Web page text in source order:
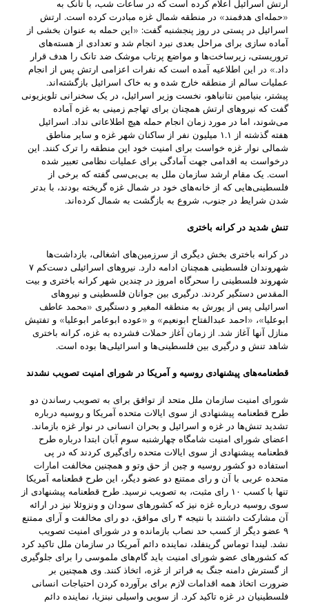
ارتش اسرائیل اعلام کرده است که در ساعات شب، با تانک به
«حمله‌ای هدفمند» در منطقه شمال غزه مبادرت کرده است. ارتش
اسرائیل در پستی در روز پنجشنبه گفت: «این حمله به عنوان بخشی از
آماده سازی برای مراحل بعدی نبرد انجام شد و تعدادی از هسته‌های
تروریستی، زیرساخت‌ها و مواضع پرتاب موشک ضد تانک را هدف قرار
داد.» در این اطلاعیه آمده است که نفرات اعزامی ارتش پس از انجام
عملیات سالم از منطقه خارج شده و به خاک اسرائیل بازگشته‌اند.
پیشتر، بنیامین نتانیاهو، نخست وزیر اسرائیل، در یک سخنرانی تلویزیونی
گفت که نیروهای ارتش همچنان برای تهاجم زمینی به غزه آماده
می‌شوند، اما در مورد زمان انجام حمله هیچ اطلاعاتی نداد. اسرائیل
هفته گذشته از ۱.۱ میلیون نفر از ساکنان شهر غزه و سایر مناطق
شمالی نوار غزه خواست برای امنیت خود این منطقه را ترک کنند. این
درخواست به اقدامی جهت آمادگی برای عملیات نظامی تعبیر شده
است. یک مقام ارشد سازمان ملل به بی‌بی‌سی گفته که برخی از
فلسطینی‌هایی که از خانه‌های خود در شمال غزه گریخته بودند، با بدتر
شدن شرایط در جنوب، شروع به بازگشت به شمال کرده‌اند.
تنش شدید در کرانه باختری
در کرانه باختری بخش دیگری از سرزمین‌های اشغالی، بازداشت‌ها
شهروندان فلسطینی همچنان ادامه دارد. نیروهای اسرائیلی دست‌کم ۷
شهروند فلسطینی را سحرگاه امروز در چندین شهر کرانه باختری و بیت
المقدس دستگیر کردند. درگیری بین جوانان فلسطینی و نیروهای
اسرائیلی پس از یورش به منطقه المغیر و دستگیری «محمد عاطف
ابوعلیا»، «احمد عبدالفتاح ابونعیم» و «عوده ابوعامر ابوعلیا» و تفتیش
منازل آنها آغاز شد. از زمان آغاز حملات فشرده به غزه، کرانه باختری
شاهد تنش و درگیری بین فلسطینی‌ها و اسرائیلی‌ها بوده است.
قطعنامه‌های پیشنهادی روسیه و آمریکا در شورای امنیت تصویب نشدند
شورای امنیت سازمان ملل متحد از توافق برای به تصویب رساندن دو
طرح قطعنامه پیشنهادی از سوی ایالات متحده آمریکا و روسیه درباره
تشدید تنش‌ها در غزه و اسرائیل و بحران انسانی در نوار غزه بازماند.
اعضای شورای امنیت شامگاه چهارشنبه سوم آبان ابتدا درباره طرح‌
قطعنامه پیشنهادی از سوی ایالات متحده رای‌گیری کردند که در پی
استفاده دو کشور روسیه و چین از حق وتو و همچنین مخالفت امارات
متحده عربی با آن و رای ممتنع دو عضو دیگر، این طرح قطعنامه آمریکا
تنها با کسب ۱۰ رای مثبت، به تصویب نرسید. طرح قطعنامه پیشنهادی از
سوی روسیه درباره غزه نیز که کشورهای سودان و ونزوئلا نیز در ارائه
آن مشارکت داشتند با نتیجه ۴ رای موافق، دو رای مخالفت و آرای ممتنع
۹ عضو دیگر از کسب حد نصاب بازمانده و در شورای امنیت تصویب
نشد. لیندا توماس گرینفلد، نماینده دائم آمریکا در سازمان ملل تاکید کرد
که کشورهای عضو شورای امنیت باید گام‌های ملموسی را برای جلوگیری
از گسترش دامنه جنگ به فراتر از غزه، اتخاذ کنند. وی همچنین بر
ضرورت اتخاذ همه اقدامات لازم برای برآورده کردن احتیاجات انسانی
فلسطینیان در غزه تاکید کرد. از سویی واسیلی نبنزیا، نماینده دائم